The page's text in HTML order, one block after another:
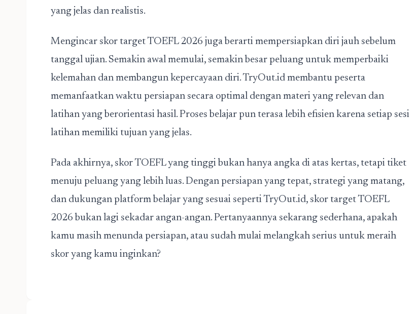
yang jelas dan realistis.
Mengincar skor target TOEFL 2026 juga berarti mempersiapkan diri jauh sebelum
tanggal ujian. Semakin awal memulai, semakin besar peluang untuk memperbaiki
kelemahan dan membangun kepercayaan diri. TryOut.id membantu peserta
memanfaatkan waktu persiapan secara optimal dengan materi yang relevan dan
latihan yang berorientasi hasil. Proses belajar pun terasa lebih efisien karena setiap sesi
latihan memiliki tujuan yang jelas.
Pada akhirnya, skor TOEFL yang tinggi bukan hanya angka di atas kertas, tetapi tiket
menuju peluang yang lebih luas. Dengan persiapan yang tepat, strategi yang matang,
dan dukungan platform belajar yang sesuai seperti TryOut.id, skor target TOEFL
2026 bukan lagi sekadar angan-angan. Pertanyaannya sekarang sederhana, apakah
kamu masih menunda persiapan, atau sudah mulai melangkah serius untuk meraih
skor yang kamu inginkan?